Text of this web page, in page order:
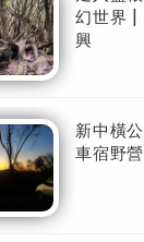
幻世界 |
興
新中橫
車宿野營